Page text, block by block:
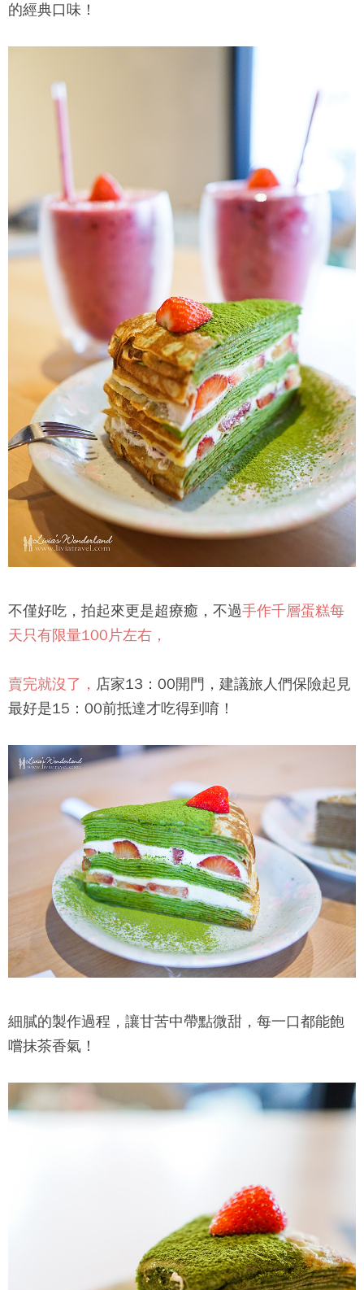
的經典口味！
不僅好吃，拍起來更是超療癒，不過手作千層蛋糕每
天只有限量100片左右，
賣完就沒了， 店家13：00開門，建議旅人們保險起見
最好是15：00前抵達才吃得到唷！
細膩的製作過程，讓甘苦中帶點微甜，每一口都能飽
嚐抹茶香氣！